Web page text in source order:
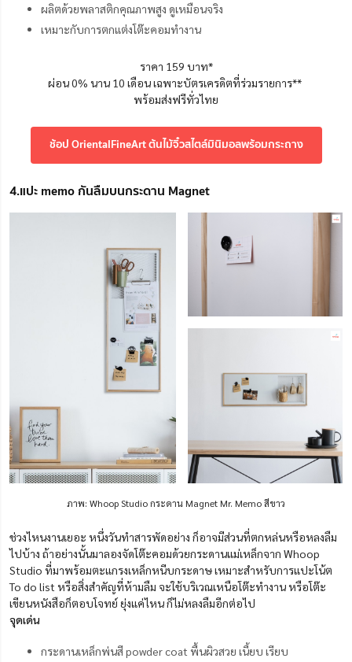
ผลิตด้วยพลาสติกคุณภาพสูง ดูเหมือนจริง
เหมาะกับการตกแต่งโต๊ะคอมทำงาน
ราคา 159 บาท*
ผ่อน 0% นาน 10 เดือน เฉพาะบัตรเครดิตที่ร่วมรายการ**
พร้อมส่งฟรีทั่วไทย
ช้อป OrientalFineArt ต้นไม้จิ๋วสไตล์มินิมอลพร้อมกระถาง
4.แปะ memo กันลืมบนกระดาน Magnet
ภาพ: Whoop Studio กระดาน Magnet Mr. Memo สีขาว
ช่วงไหนงานเยอะ หนึ่งวันทำสารพัดอย่าง ก็อาจมีส่วนที่ตกหล่นหรือหลงลืม
ไปบ้าง ถ้าอย่างนั้นมาลองจัดโต๊ะคอมด้วยกระดานแม่เหล็กจาก Whoop
Studio ที่มาพร้อมตะแกรงเหล็กหนีบกระดาษ เหมาะสำหรับการแปะโน้ต
To do list หรือสิ่งสำคัญที่ห้ามลืม จะใช้บริเวณเหนือโต๊ะทำงาน หรือโต๊ะ
เขียนหนังสือก็ตอบโจทย์ ยุ่งแค่ไหน ก็ไม่หลงลืมอีกต่อไป
จุดเด่น
กระดานเหล็กพ่นสี powder coat พื้นผิวสวย เนี้ยบ เรียบ